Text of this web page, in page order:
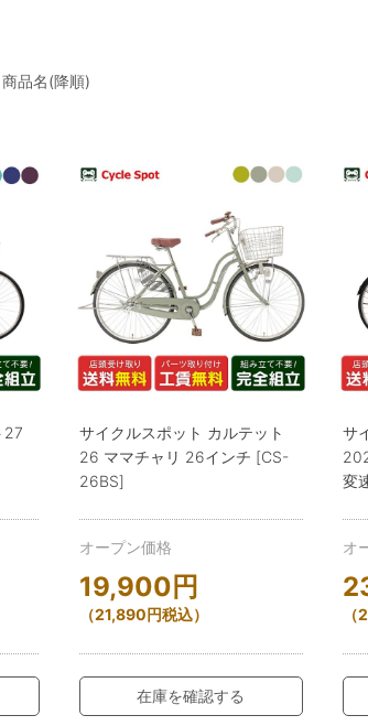
商品名(降順)
27
サイクルスポット カルテット
26 ママチャリ 26インチ [CS-
26BS]
オープン価格
19,900 円
（21,890円税込）
在庫を確認する
サ
変
オ
（